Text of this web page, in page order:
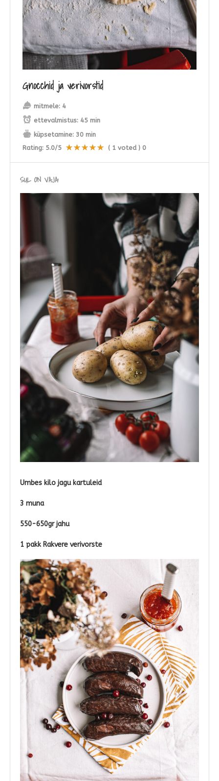
Gnocchid ja verivorstid
mitmele: 4
ettevalmistus: 45 min
küpsetamine: 30 min
Rating: 5.0/5 ( 1 voted ) 0
SUL ON VAJA:
Umbes kilo jagu kartuleid
3 muna
550-650gr jahu
1 pakk Rakvere verivorste